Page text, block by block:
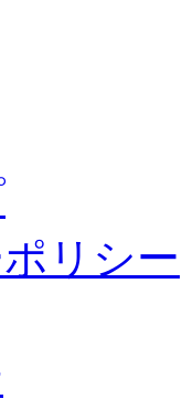
リシー